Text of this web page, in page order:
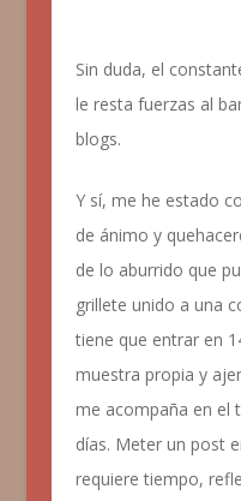
Sin duda, el
le resta fuerzas al
blogs.
Y sí, me he estado
de ánimo y
de lo aburrido que
grillete unido a una
tiene que entrar en
muestra propia y
me acompaña en el
días. Meter un post
requiere tiempo,